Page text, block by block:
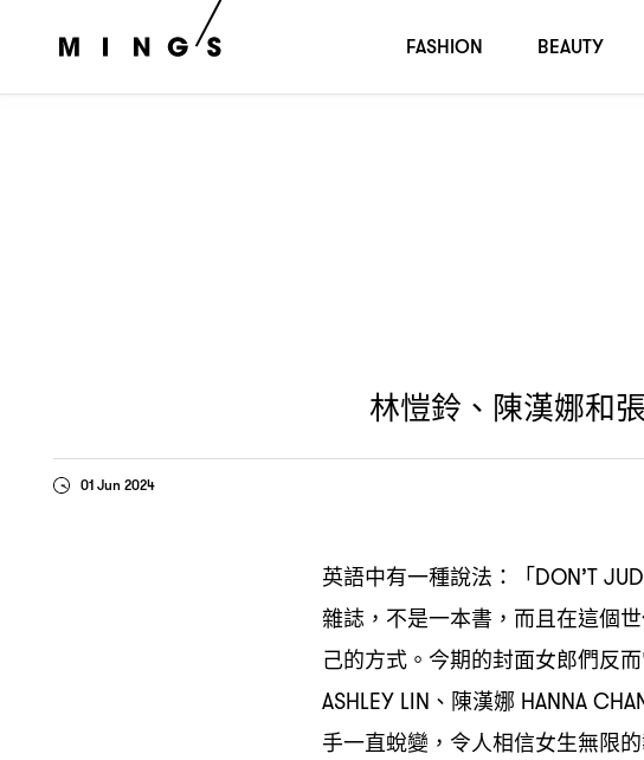
林愷鈴、陳漢娜和
01 Jun 2024
英語中有一種說法 ： 「DON’T
雜誌 ， 不是一本書 ， 而且在這個
己的方式。今期的封面女郎們反
ASHLEY LIN 、陳漢娜 HANNA
手一直蛻變 ， 令人相信女生無限
FASHION BEAUTY
林愷鈴、陳漢娜和張蔓莎的「女書」 ｜MING’S